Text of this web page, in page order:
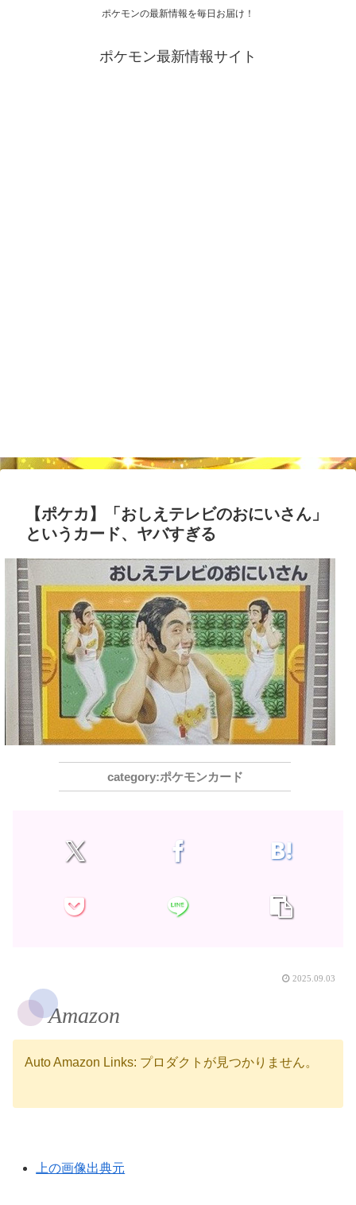
ポケモンの最新情報を毎日お届け！
ポケモン最新情報サイト
【ポケカ】「おしえテレビのおにいさん」
というカード、ヤバすぎる
ポケモンカード
2025.09.03
Amazon
Auto Amazon Links: プロダクトが見つかりません。
上の画像出典元